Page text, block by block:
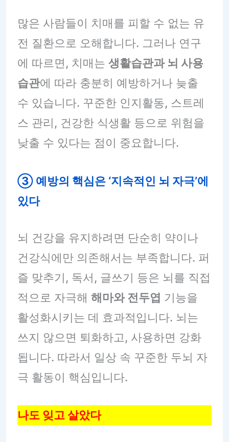
많은 사람들이 치매를 피할 수 없는 유
전 질환으로 오해합니다. 그러나 연구
에 따르면, 치매는 생활습관과 뇌 사용
습관에 따라 충분히 예방하거나 늦출
수 있습니다. 꾸준한 인지활동, 스트레
스 관리, 건강한 식생활 등으로 위험을
낮출 수 있다는 점이 중요합니다.
③ 예방의 핵심은 ‘지속적인 뇌 자극’에
있다
뇌 건강을 유지하려면 단순히 약이나
건강식에만 의존해서는 부족합니다. 퍼
즐 맞추기, 독서, 글쓰기 등은 뇌를 직접
적으로 자극해 해마와 전두엽 기능을
활성화시키는 데 효과적입니다. 뇌는
쓰지 않으면 퇴화하고, 사용하면 강화
됩니다. 따라서 일상 속 꾸준한 두뇌 자
극 활동이 핵심입니다.
나도 잊고 살았다